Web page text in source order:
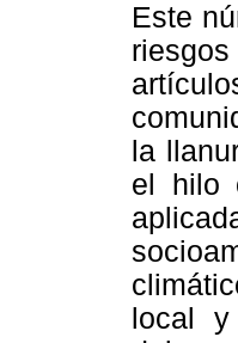
Este
la
el hilo
local